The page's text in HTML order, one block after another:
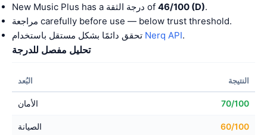
New Music Plus has a درجة الثقة of 46/100 (D).
مراجعة carefully before use — below trust threshold.
Nerq API.
تحليل مفصل للدرجة
البُعد النتيجة
الأمان 70/100
الصيانة 60/100